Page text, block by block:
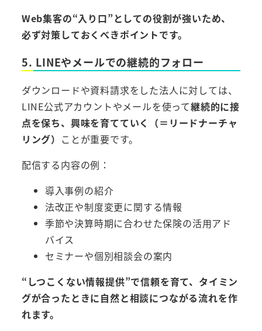
Web集客の“入り口”としての役割が強いため、
必ず対策しておくべきポイントです。
5. LINEやメールでの継続的フォロー
ダウンロードや資料請求をした法人に対しては、
LINE公式アカウントやメールを使って継続的に接
点を保ち、興味を育てていく（＝リードナーチャ
リング） ことが重要です。
配信する内容の例：
導入事例の紹介
法改正や制度変更に関する情報
季節や決算時期に合わせた保険の活用アド
バイス
セミナーや個別相談会の案内
“しつこくない情報提供”で信頼を育て、タイミン
グが合ったときに自然と相談につながる流れを作
れます。